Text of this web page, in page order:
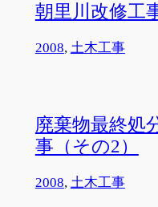
朝里川改修工
2008, 土木工事
廃棄物最終処
事（その2）
2008, 土木工事